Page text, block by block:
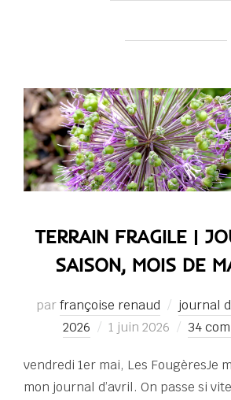
TERRAIN FRAGILE |
SAISON, MOIS DE
parfrançoise renaud
journal
2026
Publié
1 juin 2026 34
vendredi 1er mai, Les FougèresJe
mon journal d’avril. On passe si